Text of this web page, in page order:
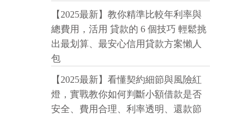
【2025最新】教你精準比較年利率與
總費用，活用 貸款的 6 個技巧 輕鬆挑
出最划算、最安心信用貸款方案懶人
包
【2025最新】看懂契約細節與風險紅
燈，實戰教你如何判斷小額借款是否
安全、費用合理、利率透明、還款節